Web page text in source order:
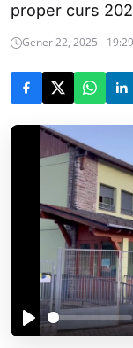
proper curs
Gener 22, 2025 - 19:29
P